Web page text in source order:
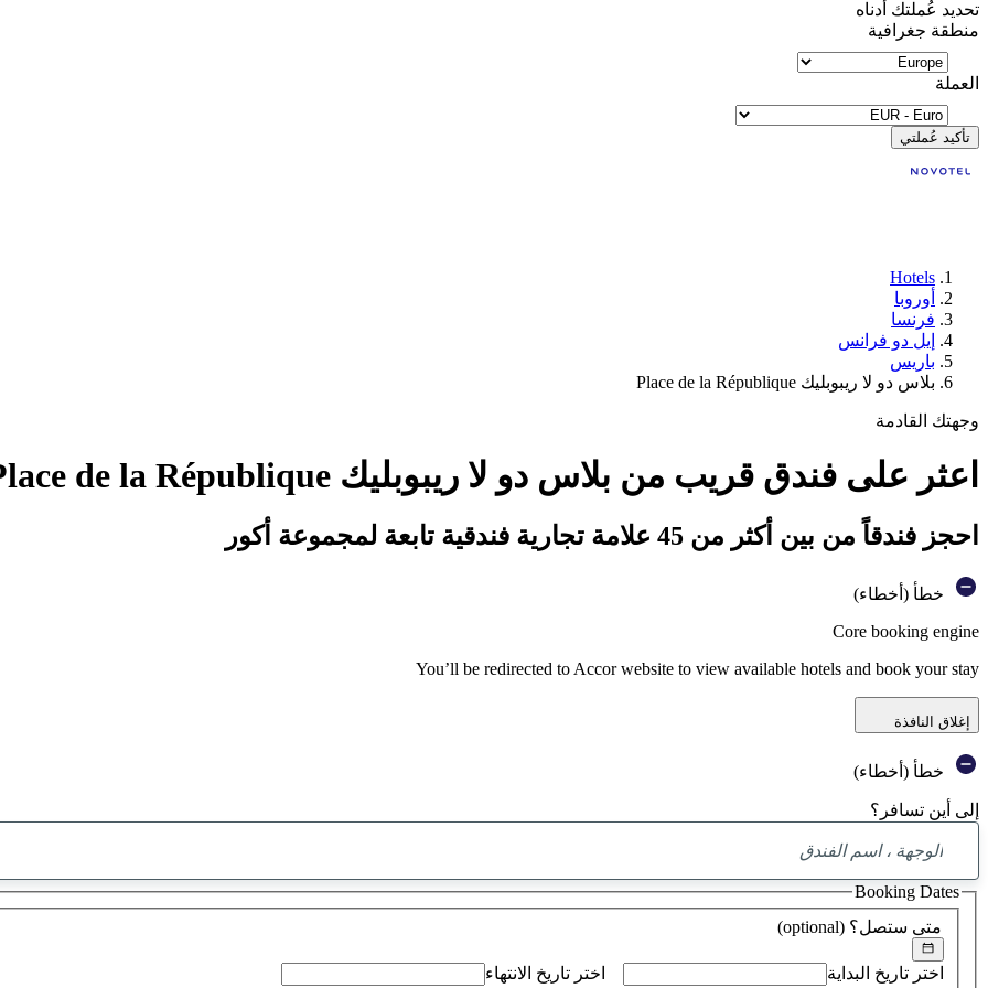
تحديد عُملتك أدناه
منطقة جغرافية
العملة
تأكيد عُملتي
Hotels
أوروبا
فرنسا
إيل دو فرانس
باريس
بلاس دو لا ريبوبليك Place de la République
وجهتك القادمة
اعثر على فندق قريب من بلاس دو لا ريبوبليك Place de la République, باريس
احجز فندقاً من بين أكثر من 45 علامة تجارية فندقية تابعة لمجموعة أكور
خطأ (أخطاء)
Core booking engine
You’ll be redirected to Accor website to view available hotels and book your stay
إغلاق النافذة
خطأ (أخطاء)
إلى أين تسافر؟
العثور
على
اقتراح
متى ستصل؟ (optional)
اختر تاريخ البداية اختر تاريخ الانتهاء
Booking Dates